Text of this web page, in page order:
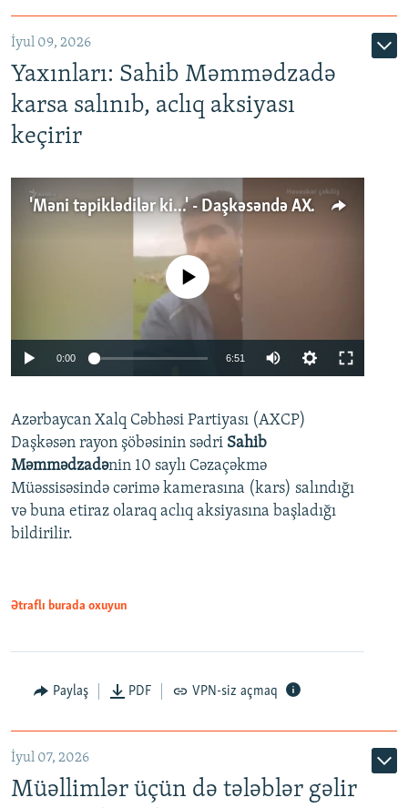
İyul 09, 2026
Yaxınları: Sahib Məmmədzadə
karsa salınıb, aclıq aksiyası
keçirir
'Məni təpiklədilər ki...' - Daşkəsəndə AXCP fəalının yaxınları onun həbsinə etiraz edirlər
Auto 240p 360p
720p 1080p
No media source currently available
0:00 6:51
360p
720p
1080p
Azərbaycan Xalq Cəbhəsi Partiyası (AXCP)
Daşkəsən rayon şöbəsinin sədri Sahib
Məmmədzadənin 10 saylı Cəzaçəkmə
Müəssisəsində cərimə kamerasına (kars) salındığı
və buna etiraz olaraq aclıq aksiyasına başladığı
bildirilir.
Ətraflı burada oxuyun
Paylaş PDF VPN-siz açmaq
İyul 07, 2026
Müəllimlər üçün də tələblər gəlir